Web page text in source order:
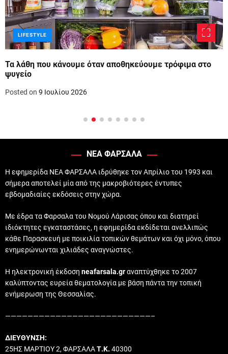
LIFESTYLE
Τα λάθη που κάνουμε όταν αποθηκεύουμε τρόφιμα στο
ψυγείο
Posted on 9 Ιουλίου 2026
ΝΕΑ ΦΑΡΣΑΛΑ
Η εφημερίδα ΝΕΑ ΦΑΡΣΑΛΑ ιδρύθηκε τον Απρίλιο του 1993 και
σήμερα αποτελεί μία από της μακροβιότερες έντυπες
εβδομαδιαίες εκδόσεις στην χώρα.
Με έδρα τα Φαρσαλα του Νομού Λάρισας όπου και διατηρεί
ιδιόκτητες εγκαταστάσες, η εφημερίδα εκδίδεται ανελλιπώς
κάθε Παρασκευή με ποικιλία τοπικών θεμάτων και όχι μόνο, όπου
ενημερώνωνται χιλιάδες αναγνώστες.
Η ηλεκτρονική έκδοση neafarsala.grαναπτύχθηκε το 2007
καλύπτοντας ευρεία θεματολογία με βάση πάντα την τοπική
ενήμερωση της Θεσσαλίας.
——————————————————————————–
ΔΙΕΥΘΥΝΣΗ:
25ΗΣ ΜΑΡΤΙΟΥ 2, ΦΑΡΣΑΛΑΤ.Κ. 40300